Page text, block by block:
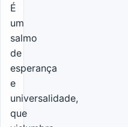
É
um
salmo
de
esperança
e
universalidade,
que